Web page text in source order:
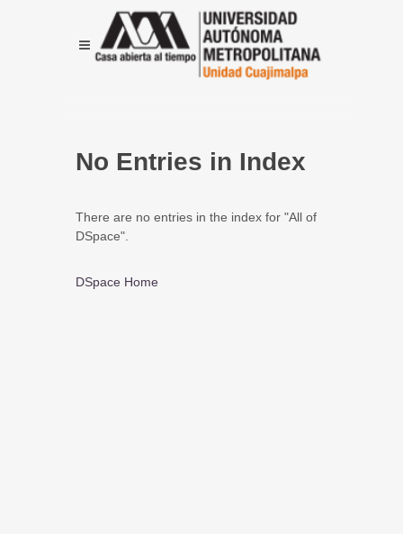
No Entries in Index
There are no entries in the index for "All of
DSpace".
DSpace Home